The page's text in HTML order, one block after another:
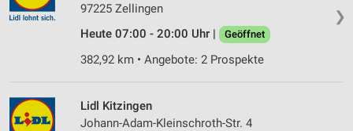
❯
97225 Zellingen
Heute 07:00 - 20:00 Uhr |
Geöffnet
382,92 km • Angebote: 2 Prospekte
Lidl Kitzingen
Johann-Adam-Kleinschroth-Str. 4
Wir nutzen Ihre Daten für folgende Zwecke:
IAB-Verarbeitungszwecke:
Speichern von oder Zugriff auf Informationen
auf einem Endgerät
Verwendung reduzierter Daten zur Auswahl von
Werbeanzeigen